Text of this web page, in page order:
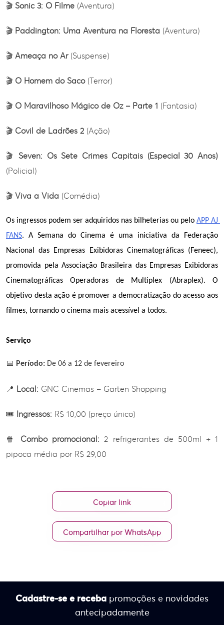
🎬 Sonic 3: O Filme (Aventura)
🎬 Paddington: Uma Aventura na Floresta (Aventura)
🎬 Ameaça no Ar(Suspense)
🎬 O Homem do Saco(Terror)
🎬 O Maravilhoso Mágico de Oz – Parte 1 (Fantasia)
🎬 Covil de Ladrões 2 (Ação)
🎬Seven: Os Sete Crimes Capitais (Especial 30 Anos)
(Policial)
🎬 Viva a Vida (Comédia)
Os ingressos podem ser adquiridos nas bilheterias ou pelo APP AJ
FANS. A Semana do Cinema é uma iniciativa da Federação
Nacional das Empresas Exibidoras Cinematográficas (Feneec),
promovida pela Associação Brasileira das Empresas Exibidoras
Cinematográficas Operadoras de Multiplex (Abraplex). O
objetivo desta ação é promover a democratização do acesso aos
filmes, tornando o cinema mais acessível a todos.
Serviço
📅 Período: De 06 a 12 de fevereiro
📍 Local: GNC Cinemas – Garten Shopping
🎟️ Ingressos: R$ 10,00 (preço único)
🍿 Combo promocional: 2 refrigerantes de 500ml + 1
pipoca média por R$ 29,00
Copiar link
Compartilhar por WhatsApp
Cadastre-se e receba promoções e novidades
antecipadamente